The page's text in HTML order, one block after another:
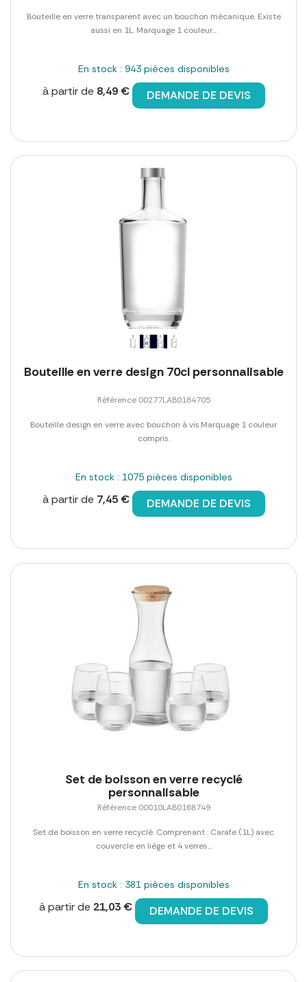
Bouteille en verre transparent avec un bouchon mécanique. Existe
aussi en 1L. Marquage 1 couleur...
En stock : 943 pièces disponibles
à partir de 8,49 € DEMANDE DE DEVIS
Bouteille en verre design 70cl personnalisable
Référence 00277LAB0184705
Bouteille design en verre avec bouchon à vis.Marquage 1 couleur
compris.
En stock : 1075 pièces disponibles
à partir de 7,45 € DEMANDE DE DEVIS
Set de boisson en verre recyclé
personnalisable
Référence 00010LAB0168749
Set de boisson en verre recyclé. Comprenant : Carafe (1L) avec
couvercle en liège et 4 verres...
En stock : 381 pièces disponibles
à partir de 21,03 € DEMANDE DE DEVIS